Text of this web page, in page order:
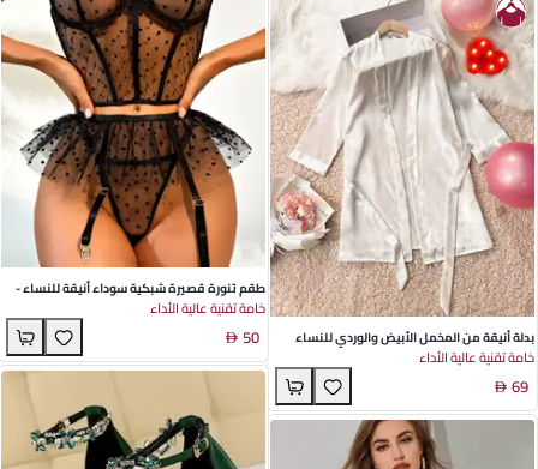
بدلة أنيقة من المخمل الأبيض والوردي للنساء
في المنزل الهواء الطلق والحمامات الفندقية راحة
في الربيع والصيف
خامة تقنية عالية الأداء
69
طقم تنورة قصيرة شبكية سوداء أنيقة للنساء -
تصميم شفاف جذاب مثالي لحفلات الصيف
خامة تقنية عالية الأداء
50